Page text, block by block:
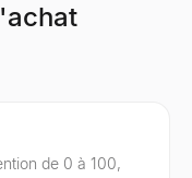
de 0 à 100,